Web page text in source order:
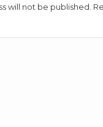
will not be published.